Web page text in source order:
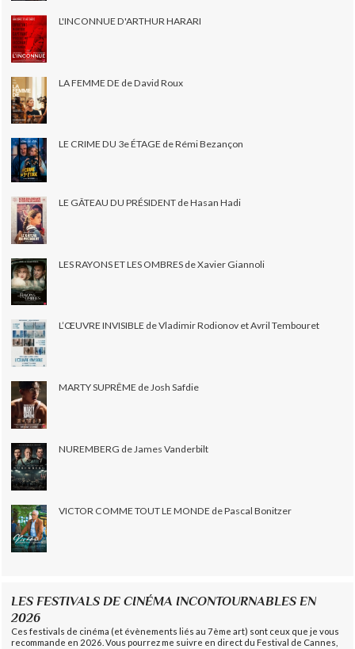
L'INCONNUE D'ARTHUR HARARI
LA FEMME DE de David Roux
LE CRIME DU 3e ÉTAGE de Rémi Bezançon
LE GÂTEAU DU PRÉSIDENT de Hasan Hadi
LES RAYONS ET LES OMBRES de Xavier Giannoli
L’ŒUVRE INVISIBLE de Vladimir Rodionov et Avril Tembouret
MARTY SUPRÊME de Josh Safdie
NUREMBERG de James Vanderbilt
VICTOR COMME TOUT LE MONDE de Pascal Bonitzer
LES FESTIVALS DE CINÉMA INCONTOURNABLES EN
2026
Ces festivals de cinéma (et évènements liés au 7ème art) sont ceux que je vous
recommande en 2026. Vous pourrez me suivre en direct du Festival de Cannes,